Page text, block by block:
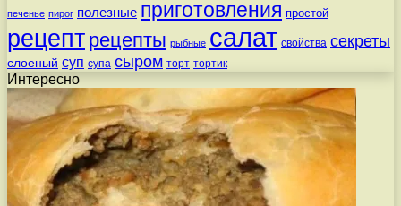
печенье пирог полезные приготовления простой
рецепт рецепты рыбные салат свойства секреты
слоеный суп супа сыром торт тортик
Интересно